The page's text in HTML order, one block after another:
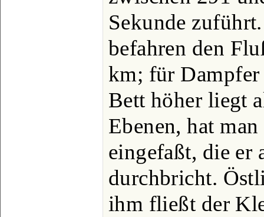
Sekunde
befahren den
km; für Dampfer
Bett höher liegt
Ebenen, hat
eingefaßt, die er
durchbricht.
ihm fließt der